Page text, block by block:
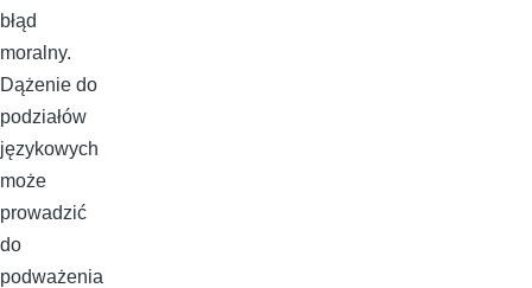
błąd
moralny.
Dążenie do
podziałów
językowych
może
prowadzić
do
podważenia